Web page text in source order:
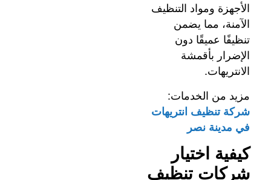
الأجهزة ومواد التنظيف
الآمنة، مما يضمن
تنظيفًا عميقًا دون
الإضرار بأقمشة
الانتريهات.
مزيد من الخدمات:
شركة تنظيف انتريهات
في مدينة نصر
كيفية اختيار
شركات تنظيف